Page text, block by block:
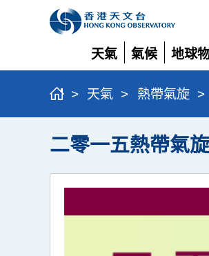
天氣
展
開
氣候
展
開
地球
展
開
> 天氣 > 熱帶氣旋 >
二零一五熱帶氣旋